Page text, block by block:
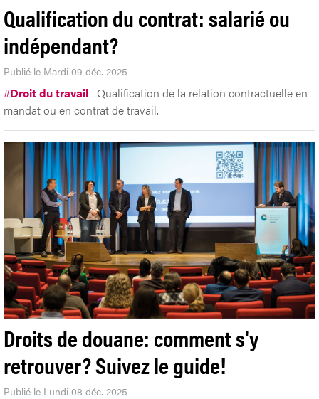
Qualification du contrat: salarié ou
indépendant?
Publié le Mardi 09 déc. 2025
#Droit du travail Qualification de la relation contractuelle en
mandat ou en contrat de travail.
Droits de douane: comment s'y
retrouver? Suivez le guide!
Publié le Lundi 08 déc. 2025